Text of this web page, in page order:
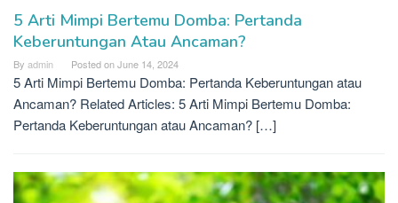
5 Arti Mimpi Bertemu Domba: Pertanda
Keberuntungan Atau Ancaman?
By admin Posted onJune 14, 2024
5 Arti Mimpi Bertemu Domba: Pertanda Keberuntungan atau
Ancaman? Related Articles: 5 Arti Mimpi Bertemu Domba:
Pertanda Keberuntungan atau Ancaman? […]